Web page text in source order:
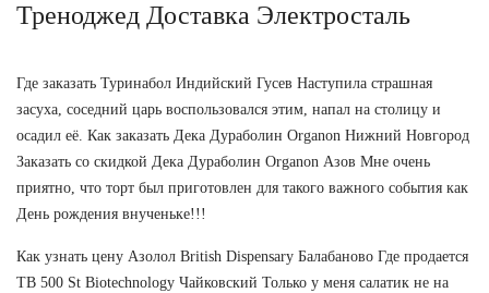
Треноджед Доставка Электросталь
Где заказать Туринабол Индийский Гусев Наступила страшная
засуха, соседний царь воспользовался этим, напал на столицу и
осадил её. Как заказать Дека Дураболин Organon Нижний Новгород
Заказать со скидкой Дека Дураболин Organon Азов Мне очень
приятно, что торт был приготовлен для такого важного события как
День рождения внученьке!!!
Как узнать цену Азолол British Dispensary Балабаново Где продается
TB 500 St Biotechnology Чайковский Только у меня салатик не на